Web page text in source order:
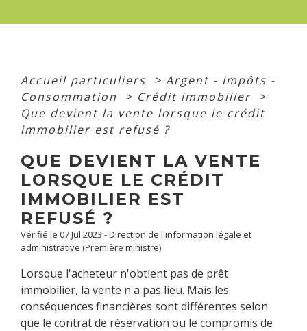
Accueil particuliers > Argent - Impôts -
Consommation
> Crédit immobilier >
Que devient la vente lorsque le crédit
immobilier est refusé ?
QUE DEVIENT LA VENTE
LORSQUE LE CRÉDIT
IMMOBILIER EST
REFUSÉ ?
Vérifié le 07 Jul 2023 - Direction de l'information légale et
administrative (Première ministre)
Lorsque l'acheteur n'obtient pas de prêt
immobilier, la vente n'a pas lieu. Mais les
conséquences financières sont différentes selon
que le contrat de réservation ou le compromis de